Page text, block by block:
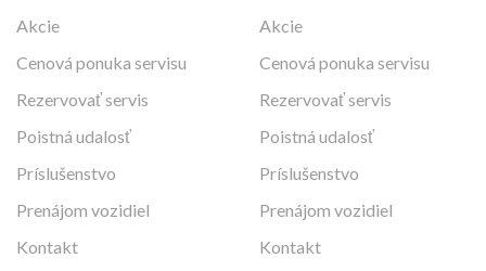
Akcie
Cenová ponuka servisu
Rezervovať servis
Poistná udalosť
Príslušenstvo
Prenájom vozidiel
Kontakt
Akcie
Cenová ponuka servisu
Rezervovať servis
Poistná udalosť
Príslušenstvo
Prenájom vozidiel
Kontakt